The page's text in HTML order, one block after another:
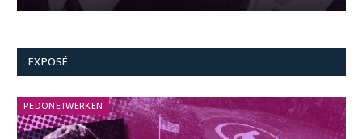
EXPOSÉ
PEDONETWERKEN